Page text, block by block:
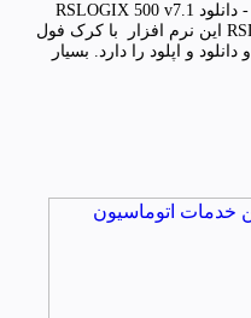
نرم افزار PLC آلن بردلی-Allen Bradley - دانلود RSLOGIX 500 v7.1
RSLogix 500 RSLogix 500 Pro RSLinx Pro این نرم افزار با کرک فول
ارائه شده و قابلیت اتصال کامل به PLC و دانلود و اپلود را دارد. بسیار